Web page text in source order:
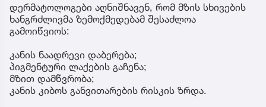
დერმატოლოგები აღნიშნავენ, რომ მზის სხივების
ხანგრძლივმა ზემოქმედებამ შესაძლოა
გამოიწვიოს:
კანის ნაადრევი დაბერება;
პიგმენტური ლაქების გაჩენა;
მზით დამწვრობა;
კანის კიბოს განვითარების რისკის ზრდა.